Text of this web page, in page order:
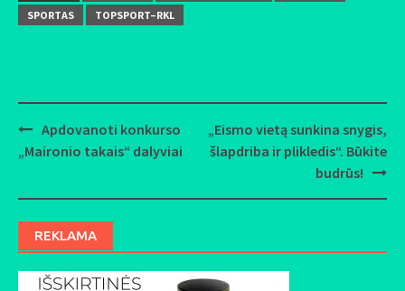
SPORTAS
TOPSPORT–RKL
Post
Apdovanoti konkurso
„Maironio takais“ dalyviai
„Eismo vietą sunkina snygis,
šlapdriba ir plikledis“. Būkite
budrūs!
REKLAMA